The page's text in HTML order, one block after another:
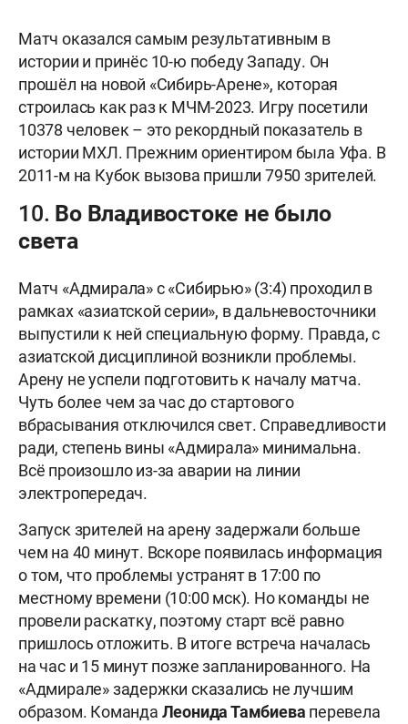
Матч оказался самым результативным в
истории и принёс 10-ю победу Западу. Он
прошёл на новой «Сибирь-Арене», которая
строилась как раз к МЧМ-2023. Игру посетили
10378 человек – это рекордный показатель в
истории МХЛ. Прежним ориентиром была Уфа. В
2011-м на Кубок вызова пришли 7950 зрителей.
10. Во Владивостоке не было
света
Матч «Адмирала» с «Сибирью» (3:4) проходил в
рамках «азиатской серии», в дальневосточники
выпустили к ней специальную форму. Правда, с
азиатской дисциплиной возникли проблемы.
Арену не успели подготовить к началу матча.
Чуть более чем за час до стартового
вбрасывания отключился свет. Справедливости
ради, степень вины «Адмирала» минимальна.
Всё произошло из-за аварии на линии
электропередач.
Запуск зрителей на арену задержали больше
чем на 40 минут. Вскоре появилась информация
о том, что проблемы устранят в 17:00 по
местному времени (10:00 мск). Но команды не
провели раскатку, поэтому старт всё равно
пришлось отложить. В итоге встреча началась
на час и 15 минут позже запланированного. На
«Адмирале» задержки сказались не лучшим
образом. Команда Леонида Тамбиева перевела